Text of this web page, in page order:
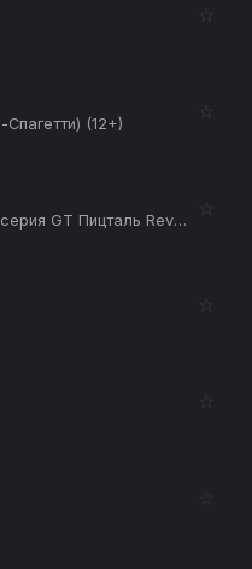
☆
(12+)
☆
Трейлраннинг: Мировая серия GT Пицталь Review (12+)
☆
☆
☆
☆